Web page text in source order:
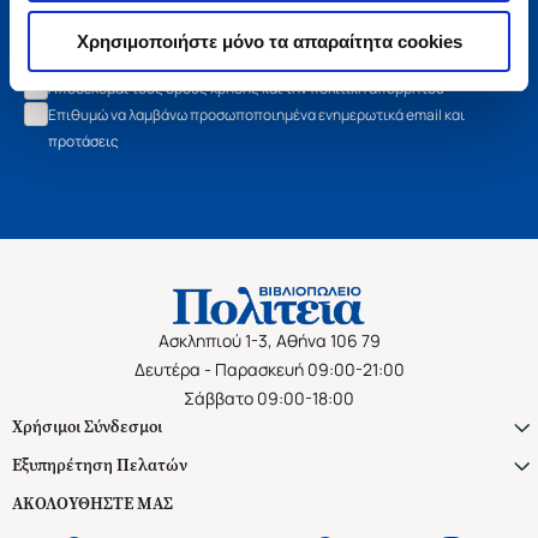
Χρησιμοποιήστε μόνο τα απαραίτητα cookies
Αποδέχομαι τους όρους χρήσης και την πολιτική απορρήτου
Επιθυμώ να λαμβάνω προσωποποιημένα ενημερωτικά email και
προτάσεις
Ασκληπιού 1-3, Αθήνα 106 79
Δευτέρα - Παρασκευή 09:00-21:00
Σάββατο 09:00-18:00
Χρήσιμοι Σύνδεσμοι
Εξυπηρέτηση Πελατών
ΑΚΟΛΟΥΘΗΣΤΕ ΜΑΣ